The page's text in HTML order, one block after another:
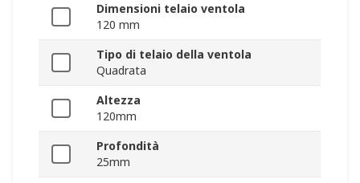
Dimensioni telaio ventola
120 mm
Tipo di telaio della ventola
Quadrata
Altezza
120mm
Profondità
25mm